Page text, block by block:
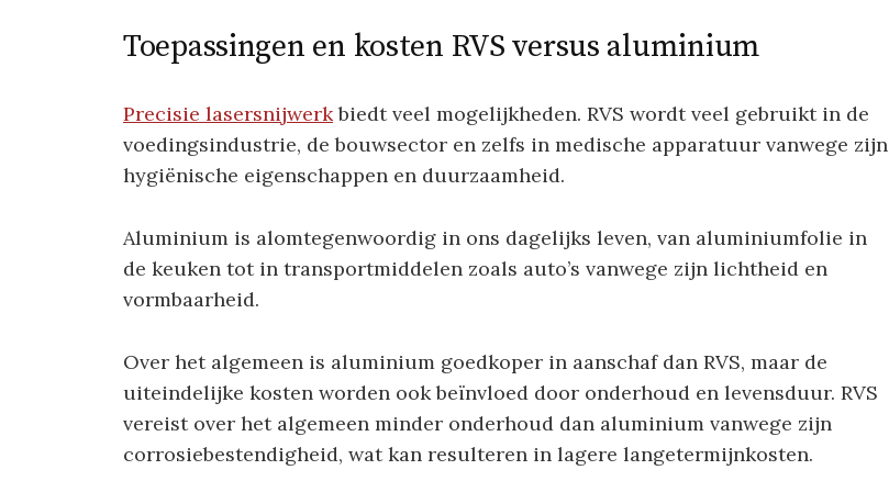
Toepassingen en kosten RVS versus aluminium
Precisie lasersnijwerkbiedt veel mogelijkheden. RVS wordt veel gebruikt in de
voedingsindustrie, de bouwsector en zelfs in medische apparatuur vanwege zijn
hygiënische eigenschappen en duurzaamheid.
Aluminium is alomtegenwoordig in ons dagelijks leven, van aluminiumfolie in
de keuken tot in transportmiddelen zoals auto’s vanwege zijn lichtheid en
vormbaarheid.
Over het algemeen is aluminium goedkoper in aanschaf dan RVS, maar de
uiteindelijke kosten worden ook beïnvloed door onderhoud en levensduur. RVS
vereist over het algemeen minder onderhoud dan aluminium vanwege zijn
corrosiebestendigheid, wat kan resulteren in lagere langetermijnkosten.